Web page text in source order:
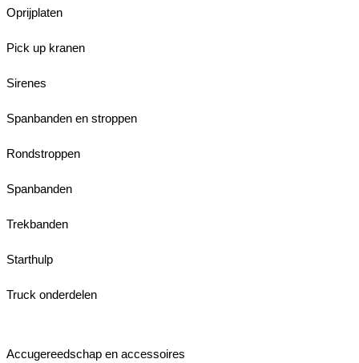
Oprijplaten
Pick up kranen
Sirenes
Spanbanden en stroppen
Rondstroppen
Spanbanden
Trekbanden
Starthulp
Truck onderdelen
Accugereedschap en accessoires